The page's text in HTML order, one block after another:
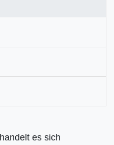
handelt es sich